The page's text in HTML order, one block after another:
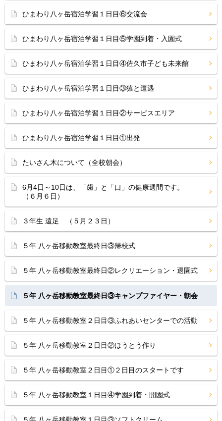
ひまわり八ヶ岳宿泊学習１日目⑥交流会
ひまわり八ヶ岳宿泊学習１日目⑤学園到着・入園式
ひまわり八ヶ岳宿泊学習１日目④佐久市子ども未来館
ひまわり八ヶ岳宿泊学習１日目③猿と遭遇
ひまわり八ヶ岳宿泊学習１日目②サービスエリア
ひまわり八ヶ岳宿泊学習１日目①出発
たいさん木について（全校朝会）
6月4日～10日は、「歯」と「口」の健康週間です。
（６月６日）
３年生 遠足 （５月２３日）
５年 八ヶ岳移動教室最終日③帰校式
５年 八ヶ岳移動教室最終日②レクリエーション・退園式
５年 八ヶ岳移動教室最終日③キャンプファイヤー・朝会
５年 八ヶ岳移動教室２日目③ふれあいセンターでの活動
５年 八ヶ岳移動教室２日目②ほうとう作り
５年 八ヶ岳移動教室２日目①２日目のスタートです
５年 八ヶ岳移動教室１日目④学園到着・開園式